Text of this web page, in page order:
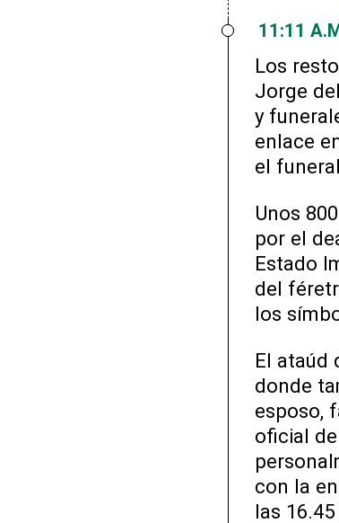
11:11
Los
Jorge
y
enlace
el
Unos
por el
Estado
del
los
El ataúd
donde
esposo,
oficial
con la
las